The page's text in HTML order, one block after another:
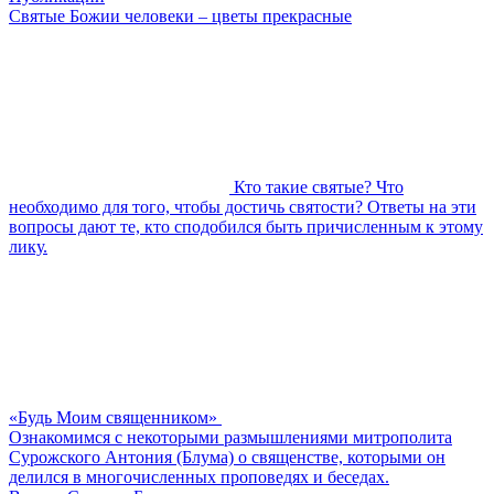
Святые Божии человеки – цветы прекрасные
Кто такие святые? Что
необходимо для того, чтобы достичь святости? Ответы на эти
вопросы дают те, кто сподобился быть причисленным к этому
лику.
«Будь Моим священником»
Ознакомимся с некоторыми размышлениями митрополита
Сурожского Антония (Блума) о священстве, которыми он
делился в многочисленных проповедях и беседах.